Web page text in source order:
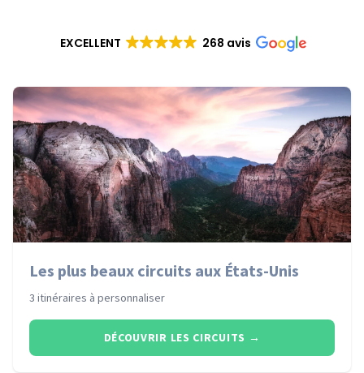
EXCELLENT 268 avis
Les plus beaux circuits aux États-Unis
3 itinéraires à personnaliser
DÉCOUVRIR LES CIRCUITS →